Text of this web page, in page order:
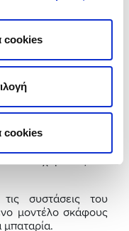
cookies
cookies
χρησιμοποιείται
την κατάσταση της
Αν έχεις αυτόνομο
μια μπαταρία με
συστάσεις του
μοντέλο σκάφους
μπαταρία.